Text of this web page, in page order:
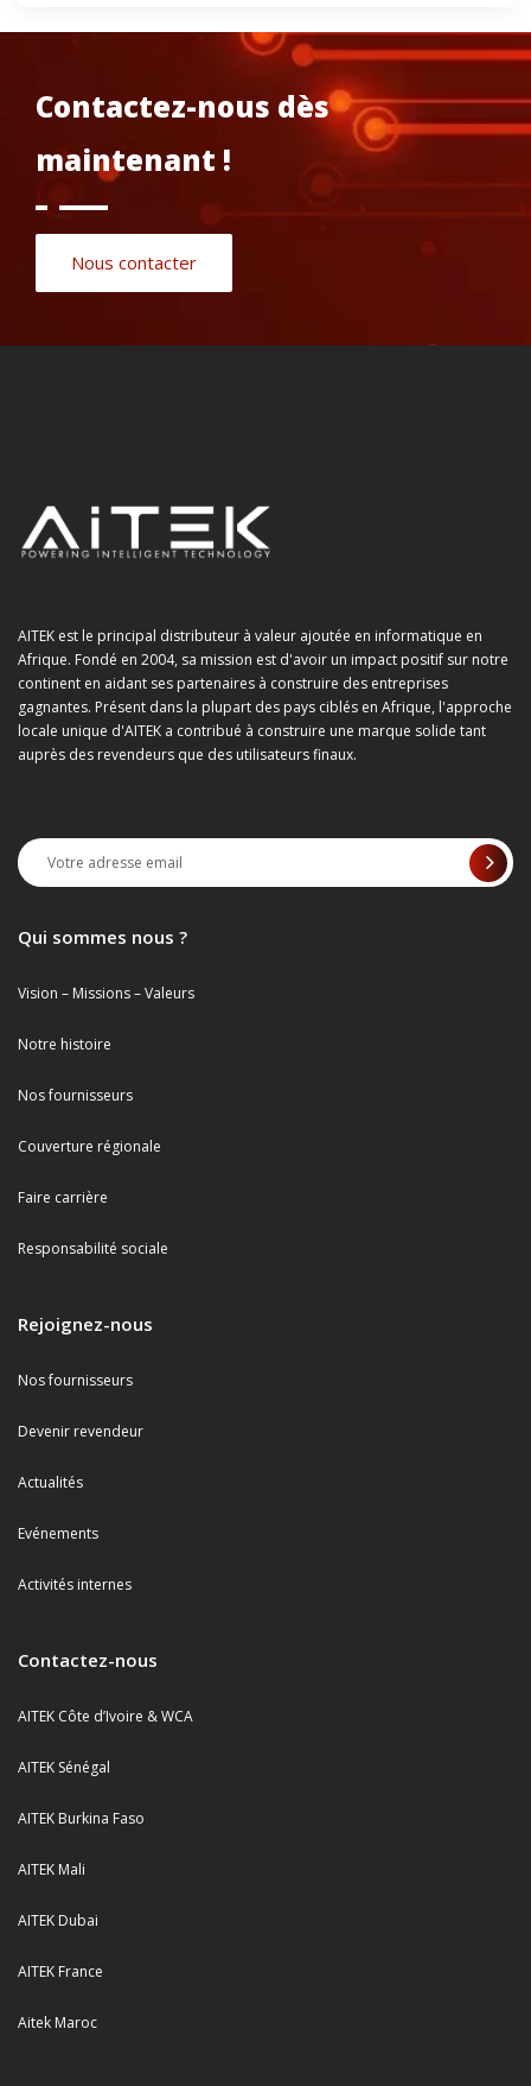
Contactez-nous dès
maintenant !
Nous contacter
AITEK est le principal distributeur à valeur ajoutée en informatique en
Afrique. Fondé en 2004, sa mission est d'avoir un impact positif sur notre
continent en aidant ses partenaires à construire des entreprises
gagnantes. Présent dans la plupart des pays ciblés en Afrique, l'approche
locale unique d'AITEK a contribué à construire une marque solide tant
auprès des revendeurs que des utilisateurs finaux.
Qui sommes nous ?
Vision – Missions – Valeurs
Notre histoire
Nos fournisseurs
Couverture régionale
Faire carrière
Responsabilité sociale
Rejoignez-nous
Nos fournisseurs
Devenir revendeur
Actualités
Evénements
Activités internes
Contactez-nous
AITEK Côte d’Ivoire & WCA
AITEK Sénégal
AITEK Burkina Faso
AITEK Mali
AITEK Dubai
AITEK France
Aitek Maroc